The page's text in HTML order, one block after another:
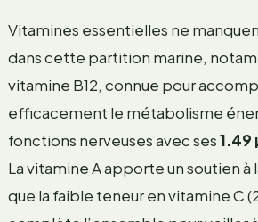
Vitamines essentielles ne
dans cette partition marine,
vitamine B12, connue pour
efficacement le métabolisme
fonctions nerveuses avec ses1.49
La vitamine A apporte un soutien à
que la faible teneur en vitamine C